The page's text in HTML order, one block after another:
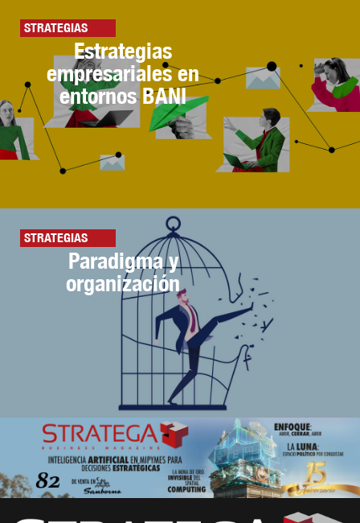
STRATEGIAS
Estrategias
empresariales en
entornos BANI
STRATEGIAS
Paradigma y
organización